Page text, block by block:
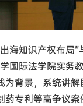
海知识产权布局”
国际法学院实务
为背景，系统讲
药专利等高争议